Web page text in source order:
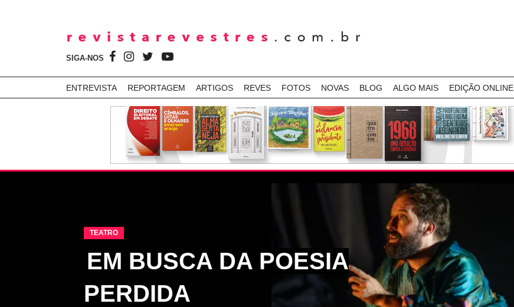
SIGA-NOS
ENTREVISTA REPORTAGEM ARTIGOS REVES FOTOS NOVAS BLOG ALGO MAIS EDIÇÃO ONLINE
TEATRO
EM BUSCA DA POESIA
PERDIDA